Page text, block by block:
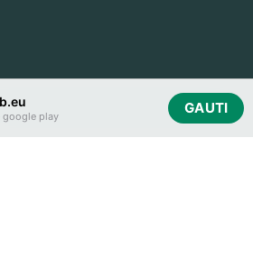
play GAUTI